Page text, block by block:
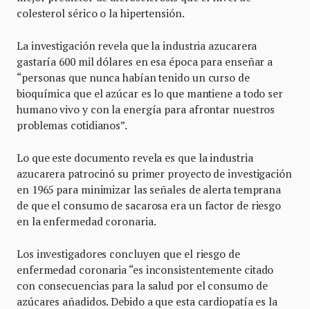
colesterol sérico o la hipertensión.
La investigación revela que la industria azucarera
gastaría 600 mil dólares en esa época para enseñar a
“personas que nunca habían tenido un curso de
bioquímica que el azúcar es lo que mantiene a todo ser
humano vivo y con la energía para afrontar nuestros
problemas cotidianos”.
Lo que este documento revela es que la industria
azucarera patrocinó su primer proyecto de investigación
en 1965 para minimizar las señales de alerta temprana
de que el consumo de sacarosa era un factor de riesgo
en la enfermedad coronaria.
Los investigadores concluyen que el riesgo de
enfermedad coronaria “es inconsistentemente citado
con consecuencias para la salud por el consumo de
azúcares añadidos. Debido a que esta cardiopatía es la